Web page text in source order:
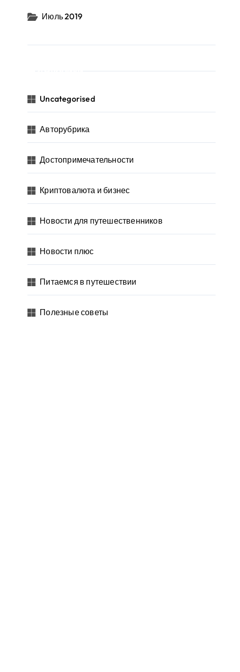
Июль 2019
Uncategorised
Авторубрика
Достопримечательности
Криптовалюта и бизнес
Новости для путешественников
Новости плюс
Питаемся в путешествии
Полезные советы